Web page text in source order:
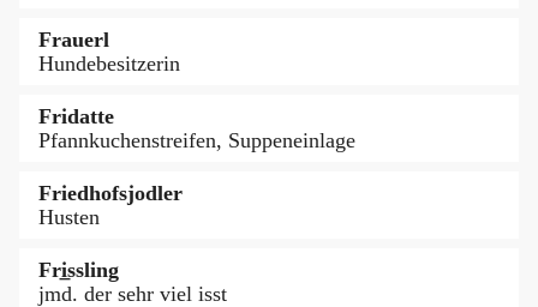
Frauerl
Hundebesitzerin
Fridatte
Pfannkuchenstreifen, Suppeneinlage
Friedhofsjodler
Husten
Fri̲ssling
jmd. der sehr viel isst